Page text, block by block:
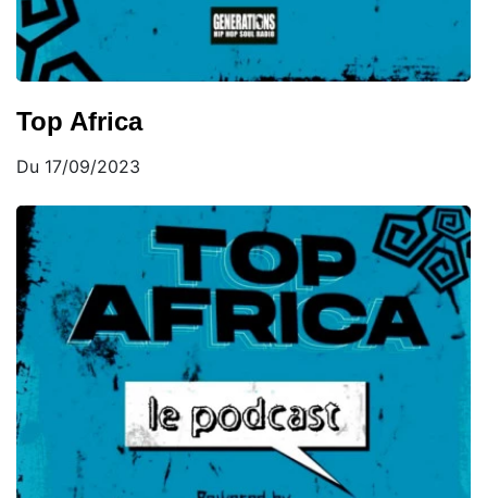
Top Africa
Du 17/09/2023